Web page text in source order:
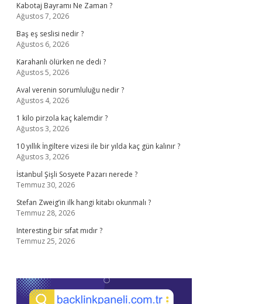
Kabotaj Bayramı Ne Zaman ?
Ağustos 7, 2026
Baş eş seslisi nedir ?
Ağustos 6, 2026
Karahanlı ölürken ne dedi ?
Ağustos 5, 2026
Aval verenin sorumluluğu nedir ?
Ağustos 4, 2026
1 kilo pirzola kaç kalemdir ?
Ağustos 3, 2026
10 yıllık İngiltere vizesi ile bir yılda kaç gün kalınır ?
Ağustos 3, 2026
İstanbul Şişli Sosyete Pazarı nerede ?
Temmuz 30, 2026
Stefan Zweig’in ilk hangi kitabı okunmalı ?
Temmuz 28, 2026
Interesting bir sıfat mıdır ?
Temmuz 25, 2026